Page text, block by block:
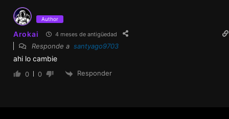
Author
Arokai 4 meses de antigüedad
Responde a santyago9703
ahi lo cambie
0 0 Responder